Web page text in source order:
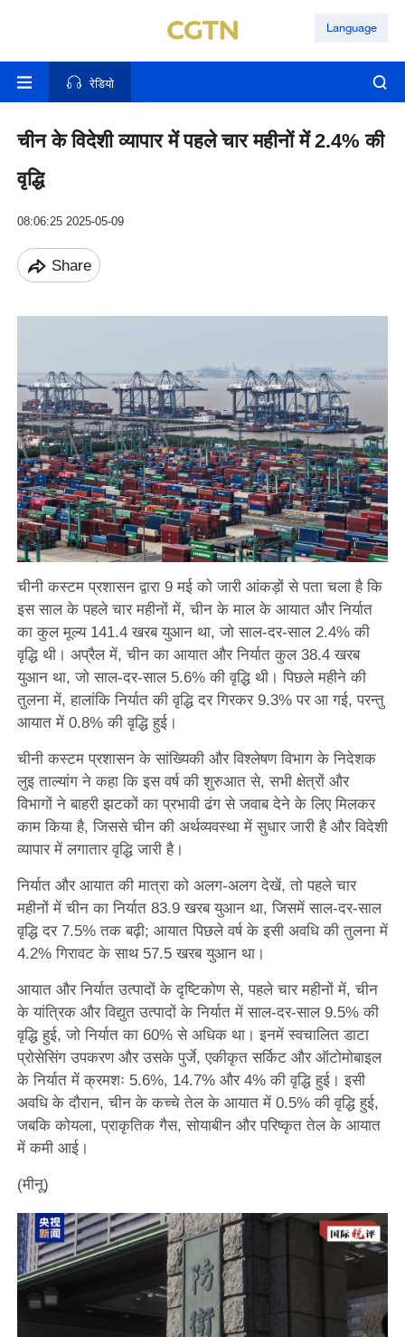
Language
रेडियो
चीन के विदेशी व्यापार में पहले चार महीनों में 2.4% की
वृद्धि
08:06:25 2025-05-09
Share
चीनी कस्टम प्रशासन द्वारा 9 मई को जारी आंकड़ों से पता चला है कि
इस साल के पहले चार महीनों में, चीन के माल के आयात और निर्यात
का कुल मूल्य 141.4 खरब युआन था, जो साल-दर-साल 2.4% की
वृद्धि थी। अप्रैल में, चीन का आयात और निर्यात कुल 38.4 खरब
युआन था, जो साल-दर-साल 5.6% की वृद्धि थी। पिछले महीने की
तुलना में, हालांकि निर्यात की वृद्धि दर गिरकर 9.3% पर आ गई, परन्तु
आयात में 0.8% की वृद्धि हुई।
चीनी कस्टम प्रशासन के सांख्यिकी और विश्लेषण विभाग के निदेशक
लुइ ताल्यांग ने कहा कि इस वर्ष की शुरुआत से, सभी क्षेत्रों और
विभागों ने बाहरी झटकों का प्रभावी ढंग से जवाब देने के लिए मिलकर
काम किया है, जिससे चीन की अर्थव्यवस्था में सुधार जारी है और विदेशी
व्यापार में लगातार वृद्धि जारी है।
निर्यात और आयात की मात्रा को अलग-अलग देखें, तो पहले चार
महीनों में चीन का निर्यात 83.9 खरब युआन था, जिसमें साल-दर-साल
वृद्धि दर 7.5% तक बढ़ी; आयात पिछले वर्ष के इसी अवधि की तुलना में
4.2% गिरावट के साथ 57.5 खरब युआन था।
आयात और निर्यात उत्पादों के दृष्टिकोण से, पहले चार महीनों में, चीन
के यांत्रिक और विद्युत उत्पादों के निर्यात में साल-दर-साल 9.5% की
वृद्धि हुई, जो निर्यात का 60% से अधिक था। इनमें स्वचालित डाटा
प्रोसेसिंग उपकरण और उसके पुर्जे, एकीकृत सर्किट और ऑटोमोबाइल
के निर्यात में क्रमशः 5.6%, 14.7% और 4% की वृद्धि हुई। इसी
अवधि के दौरान, चीन के कच्चे तेल के आयात में 0.5% की वृद्धि हुई,
जबकि कोयला, प्राकृतिक गैस, सोयाबीन और परिष्कृत तेल के आयात
में कमी आई।
(मीनू)